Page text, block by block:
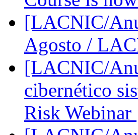
[LACNIC/
Agosto /
[LACNIC/
cibernético
Risk Webinar